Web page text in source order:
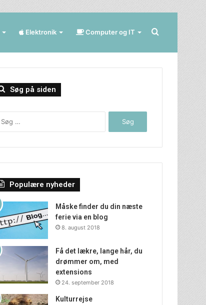
Elektronik Computer og IT Søg
efter
Søg på siden
Populære nyheder
Måske finder du din næste
ferie via en blog
8. august 2018
Få det lækre, lange hår, du
drømmer om, med
extensions
24. september 2018
Kulturrejse